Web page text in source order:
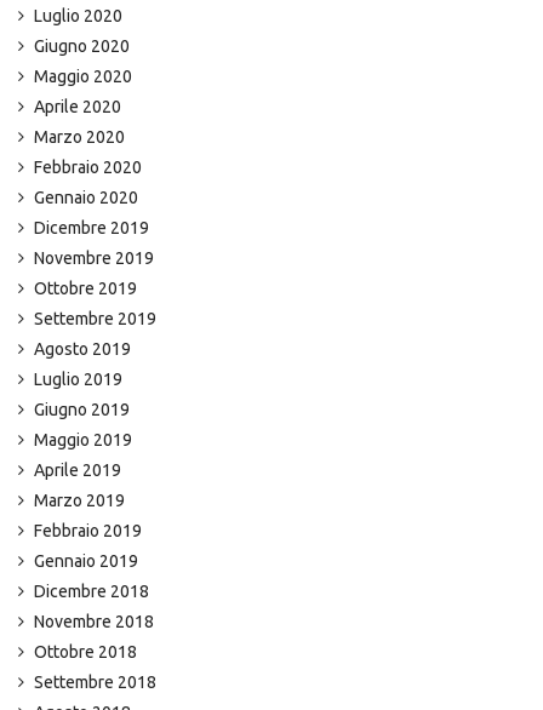
Luglio 2020
Giugno 2020
Maggio 2020
Aprile 2020
Marzo 2020
Febbraio 2020
Gennaio 2020
Dicembre 2019
Novembre 2019
Ottobre 2019
Settembre 2019
Agosto 2019
Luglio 2019
Giugno 2019
Maggio 2019
Aprile 2019
Marzo 2019
Febbraio 2019
Gennaio 2019
Dicembre 2018
Novembre 2018
Ottobre 2018
Settembre 2018